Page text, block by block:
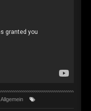
Allgemein